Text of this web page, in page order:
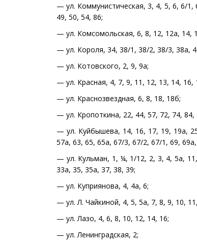
— ул. Коммунистическая, 3, 4, 5, 6, 6/1,
49, 50, 54, 86;
— ул. Комсомольская, 6, 8, 12, 12а, 14,
— ул. Короля, 34, 38/1, 38/2, 38/3, 38а,
— ул. Котовского, 2, 9, 9а;
— ул. Красная, 4, 7, 9, 11, 12, 13, 14,
— ул. Краснозвездная, 6, 8, 18, 18б;
— ул. Кропоткина, 22, 44, 57, 72, 74,
— ул. Куйбышева, 14, 16, 17, 19, 19а,
57а, 63, 65, 65а, 67/3, 67/2, 67/1, 69,
— ул. Кульман, 1, ¼, 1/12, 2, 3, 4, 5а,
33а, 35, 35а, 37, 38, 39;
— ул. Куприянова, 4, 4а, 6;
— ул. Л. Чайкиной, 4, 5, 5а, 7, 8, 9, 10,
— ул. Лазо, 4, 6, 8, 10, 12, 14, 16;
— ул. Ленинградская, 2;